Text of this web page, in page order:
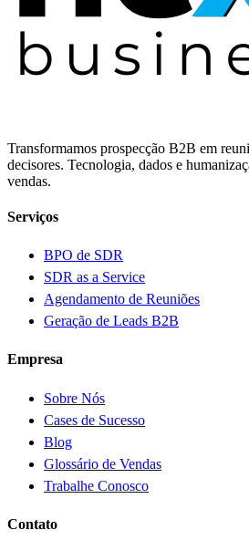
Transformamos prospecção B2B em
decisores. Tecnologia, dados e
vendas.
Serviços
BPO de SDR
SDR as a Service
Agendamento de Reuniões
Geração de Leads B2B
Empresa
Sobre Nós
Cases de Sucesso
Blog
Glossário de Vendas
Trabalhe Conosco
Contato